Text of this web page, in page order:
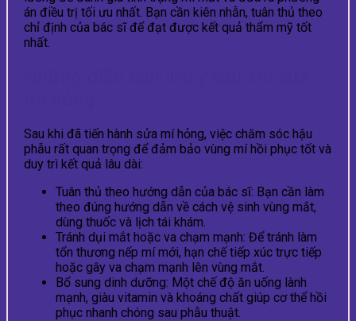
án điều trị tối ưu nhất. Bạn cần kiên nhẫn, tuân thủ theo
chỉ định của bác sĩ để đạt được kết quả thẩm mỹ tốt
nhất.
Sau khi đã tiến hành sửa mí hỏng, việc chăm sóc hậu
phẫu rất quan trọng để đảm bảo vùng mí hồi phục tốt và
duy trì kết quả lâu dài:
Tuân thủ theo hướng dẫn của bác sĩ: Bạn cần làm
theo đúng hướng dẫn về cách vệ sinh vùng mắt,
dùng thuốc và lịch tái khám.
Tránh dụi mắt hoặc va chạm mạnh: Để tránh làm
tổn thương nếp mí mới, hạn chế tiếp xúc trực tiếp
hoặc gây va chạm mạnh lên vùng mắt.
Bổ sung dinh dưỡng: Một chế độ ăn uống lành
mạnh, giàu vitamin và khoáng chất giúp cơ thể hồi
phục nhanh chóng sau phẫu thuật.